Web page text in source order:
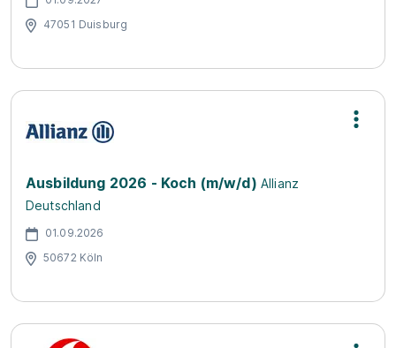
47051 Duisburg
Ausbildung 2026 - Koch (m/w/d) Allianz
Deutschland
01.09.2026
50672 Köln